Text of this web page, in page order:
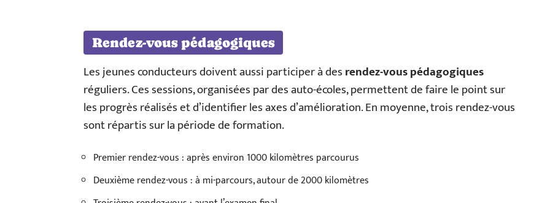
Rendez-vous pédagogiques
Les jeunes conducteurs doivent aussi participer à desrendez-vous pédagogiques
réguliers. Ces sessions, organisées par des auto-écoles, permettent de faire le point sur
les progrès réalisés et d’identifier les axes d’amélioration. En moyenne, trois rendez-vous
sont répartis sur la période de formation.
Premier rendez-vous : après environ 1000 kilomètres parcourus
Deuxième rendez-vous : à mi-parcours, autour de 2000 kilomètres